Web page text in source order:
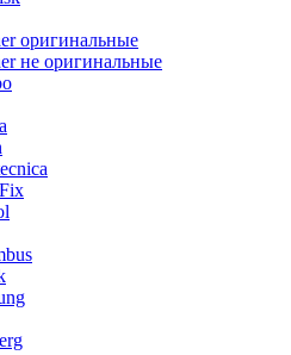
оригинальные
не оригинальные